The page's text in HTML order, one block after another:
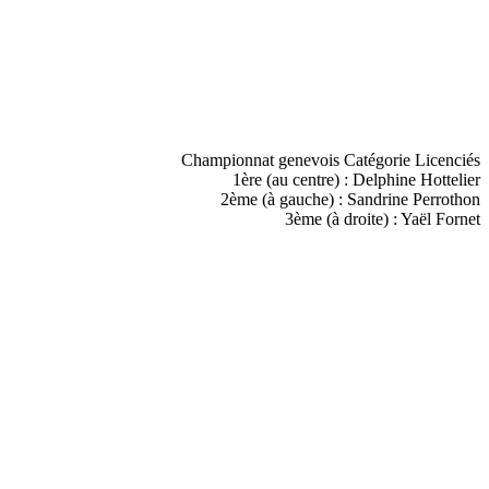
Championnat genevois Catégorie Licenciés
1ère (au centre) : Delphine Hottelier
2ème (à gauche) : Sandrine Perrothon
3ème (à droite) : Yaël Fornet